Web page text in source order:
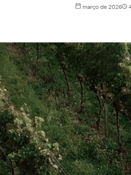
Canal
Relatório de
março de 2026